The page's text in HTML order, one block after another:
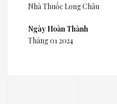
Nhà Thuốc Long Châu
Ngày Hoàn Thành
Tháng 01 2024